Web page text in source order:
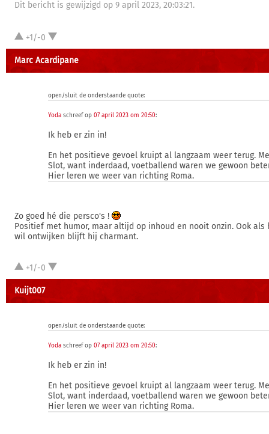
Dit bericht is gewijzigd op 9 april 2023, 20:03:21.
+1/-0
Marc Acardipane
open/sluit de onderstaande quote:
Yoda schreef op 07 april 2023 om 20:50:
Ik heb er zin in!
En het positieve gevoel kruipt al langzaam weer terug.
Slot, want inderdaad, voetballend waren we gewoon
Hier leren we weer van richting Roma.
Zo goed hé die persco's !
Positief met humor, maar altijd op inhoud en nooit onzin. Ook
wil ontwijken blijft hij charmant.
+1/-0
Kuijt007
open/sluit de onderstaande quote:
Yoda schreef op 07 april 2023 om 20:50:
Ik heb er zin in!
En het positieve gevoel kruipt al langzaam weer terug.
Slot, want inderdaad, voetballend waren we gewoon
Hier leren we weer van richting Roma.